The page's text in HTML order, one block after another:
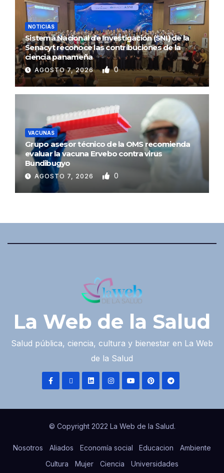
NOTICIAS
Sistema Nacional de Investigación (SNI) de la
Senacyt reconoce las contribuciones de la
ciencia panameña
AGOSTO 7, 2026 0
VACUNAS
Grupo asesor técnico de la OMS recomienda
evaluar la vacuna Ervebo contra virus
Bundibugyo
AGOSTO 7, 2026 0
La Web de la Salud
Salud pública, ciencia, cultura y bienestar en La Web
de la Salud
© Copyright 2022 La Web de la Salud.
Nosotros Aliados Economía social Educacion
Ambiente
Cultura
Mujer Ciencia Universidades